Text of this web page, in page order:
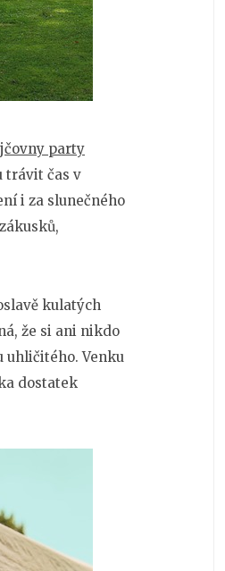
party
trávit čas v
i za slunečného
kulatých
že si ani nikdo
uhličitého. Venku
dostatek